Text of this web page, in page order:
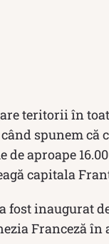
teritorii în
spunem că
de aproape
capitala
fost inaugurat
Franceză în